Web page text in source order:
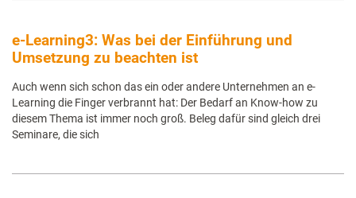
e-Learning3: Was bei der Einführung und
Umsetzung zu beachten ist
Auch wenn sich schon das ein oder andere Unternehmen an e-
Learning die Finger verbrannt hat: Der Bedarf an Know-how zu
diesem Thema ist immer noch groß. Beleg dafür sind gleich drei
Seminare, die sich